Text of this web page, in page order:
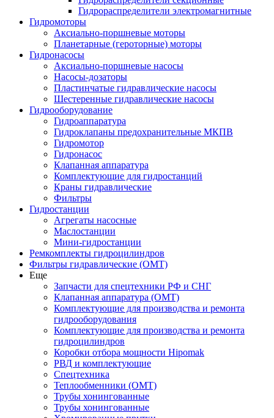
Гидрораспределители электромагнитные
Гидромоторы
Аксиально-поршневые моторы
Планетарные (героторные) моторы
Гидронасосы
Аксиально-поршневые насосы
Насосы-дозаторы
Пластинчатые гидравлические насосы
Шестеренные гидравлические насосы
Гидрооборудование
Гидроаппаратура
Гидроклапаны предохранительные МКПВ
Гидромотор
Гидронасос
Клапанная аппаратура
Комплектующие для гидростанций
Краны гидравлические
Фильтры
Гидростанции
Агрегаты насосные
Маслостанции
Мини-гидростанции
Ремкомплекты гидроцилиндров
Фильтры гидравлические (OMT)
Еще
Запчасти для спецтехники РФ и СНГ
Клапанная аппаратура (OMT)
Комплектующие для производства и ремонта
гидрооборудования
Комплектующие для производства и ремонта
гидроцилиндров
Коробки отбора мощности Hipomak
РВД и комплектующие
Спецтехника
Теплообменники (OMT)
Трубы хонингованные
Трубы хонингованные